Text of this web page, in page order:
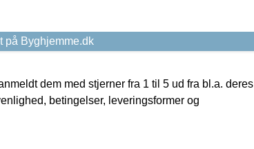
på Byghjemme.dk
dem med stjerner fra 1 til 5 ud fra bl.a. deres
betingelser, leveringsformer og